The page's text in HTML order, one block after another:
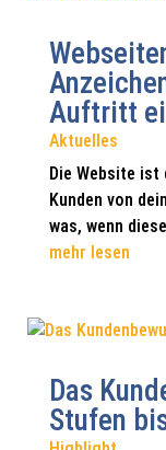
Auftritt
Aktuelles
Die Website
Kunden von
was, wenn
mehr lesen
Das
Stufen